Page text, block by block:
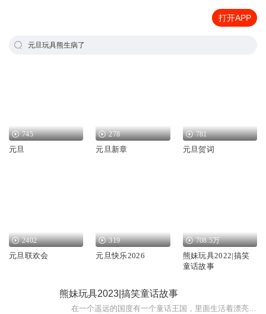
打开APP
元旦玩具熊生病了
745
元旦
278
元旦新章
781
元旦贺词
2402
元旦联欢会
319
元旦快乐2026
708.5万
熊妹玩具2022|搞笑
童话故事
熊妹玩具2023|搞笑童话故事